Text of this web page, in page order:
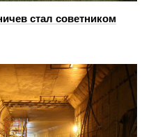
стал советником